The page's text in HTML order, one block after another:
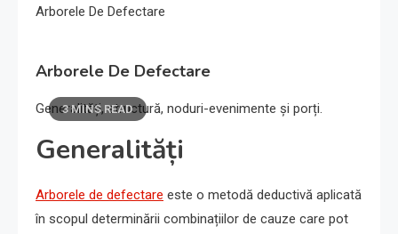
Arborele De Defectare
Arborele De Defectare
3 MINS READ
Generalități, structură, noduri-evenimente și porți.
Generalități
Arborele de defectare este o metodă deductivă aplicată
în scopul determinării combinațiilor de cauze care pot